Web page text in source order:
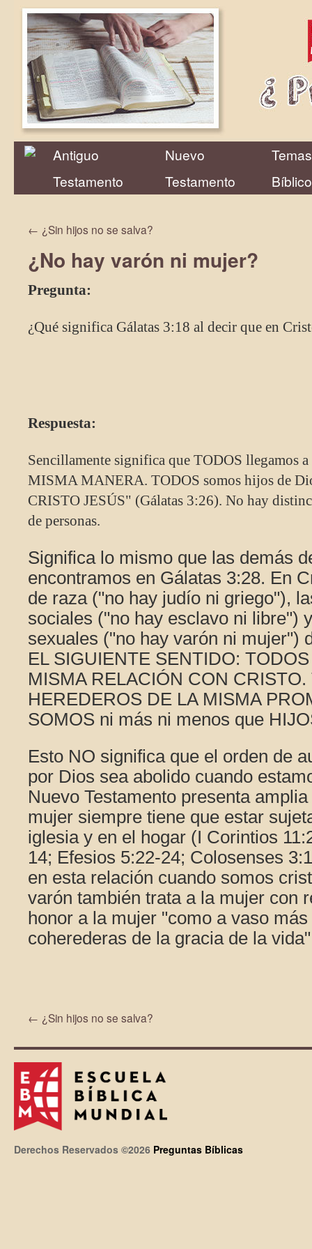
Antiguo
Testamento
Nuevo
Testamento
Temas
← ¿Sin hijos no se salva?
¿No hay varón ni mujer?
Pregunta:
¿Qué significa Gálatas 3:18 al decir que en
Respuesta:
Sencillamente significa que TODOS llegamos
MISMA MANERA. TODOS somos hijos de
CRISTO JESÚS" (Gálatas 3:26). No hay
de personas.
Significa lo mismo que las demás
encontramos en Gálatas 3:28. En
de raza ("no hay judío ni griego"),
sociales ("no hay esclavo ni libre")
sexuales ("no hay varón ni mujer")
EL SIGUIENTE SENTIDO:
MISMA RELACIÓN CON
HEREDEROS DE LA MISMA
SOMOS ni más ni menos que
Esto NO significa que el orden de
por Dios sea abolido cuando
Nuevo Testamento presenta
mujer siempre tiene que estar
iglesia y en el hogar (I Corintios
14; Efesios 5:22-24; Colosenses
en esta relación cuando somos
varón también trata a la mujer con
honor a la mujer "como a vaso
coherederas de la gracia de la
← ¿Sin hijos no se salva?
Derechos Reservados ©2026 Preguntas Bíblicas